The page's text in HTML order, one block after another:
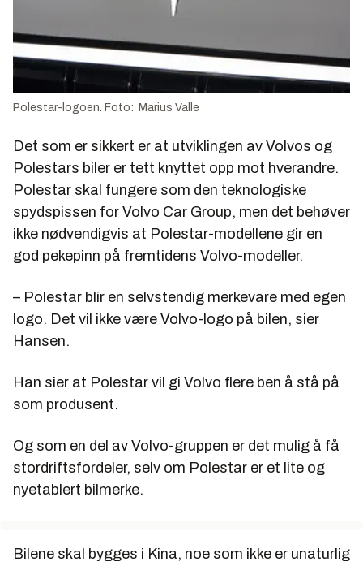
Polestar-logoen. Foto: Marius Valle
Det som er sikkert er at utviklingen av Volvos og
Polestars biler er tett knyttet opp mot hverandre.
Polestar skal fungere som den teknologiske
spydspissen for Volvo Car Group, men det behøver
ikke nødvendigvis at Polestar-modellene gir en
god pekepinn på fremtidens Volvo-modeller.
– Polestar blir en selvstendig merkevare med egen
logo. Det vil ikke være Volvo-logo på bilen, sier
Hansen.
Han sier at Polestar vil gi Volvo flere ben å stå på
som produsent.
Og som en del av Volvo-gruppen er det mulig å få
stordriftsfordeler, selv om Polestar er et lite og
nyetablert bilmerke.
Bilene skal bygges i Kina, noe som ikke er unaturlig